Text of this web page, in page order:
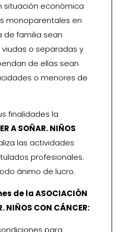
situación económica
monoparentales en
de familia sean
o separadas y
de ellas sean
o menores de
finalidades la
A SOÑAR. NIÑOS
las actividades
profesionales.
ánimo de lucro.
de la ASOCIACIÓN
NIÑOS CON CÁNCER:
para